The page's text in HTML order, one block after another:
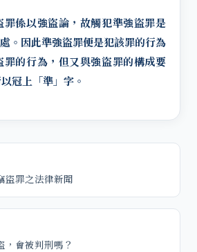
罪係以強盜論，故觸犯準強盜罪是
。因此準強盜罪便是犯該罪的行為
罪的行為，但又與強盜罪的構成要
冠上「準」字。
盜罪之法律新聞
，會被判刑嗎？